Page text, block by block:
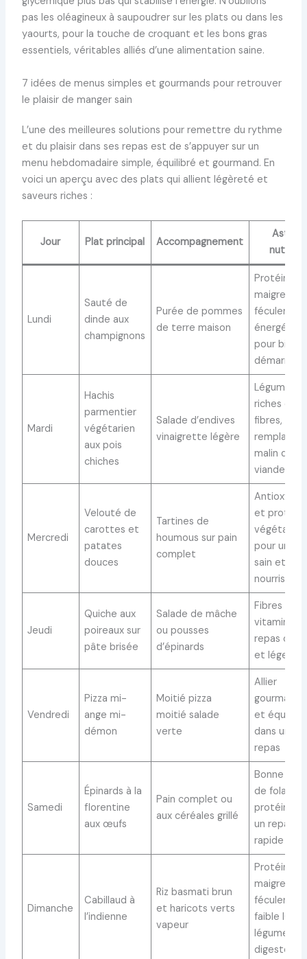
pas les oléagineux à saupoudrer sur les plats ou dans les
yaourts, pour la touche de croquant et les bons gras
essentiels, véritables alliés d’une alimentation saine.
7 idées de menus simples et gourmands pour retrouver
le plaisir de manger sain
L’une des meilleures solutions pour remettre du rythme
et du plaisir dans ses repas est de s’appuyer sur un
menu hebdomadaire simple, équilibré et gourmand. En
voici un aperçu avec des plats qui allient légèreté et
saveurs riches :
Jour Plat principal Accompagnement
Astuce
Lundi
Sauté de
dinde aux
champignons
Purée de pommes
de terre maison
Protéines
maigres et
féculents
pour bien
démarrer
Mardi
Hachis
parmentier
végétarien
aux pois
chiches
Salade d’endives
vinaigrette légère
riches en
fibres,
malin de la
viande
Mercredi
Velouté de
carottes et
patates
douces
Tartines de
houmous sur pain
complet
et
végétales
pour un
sain et
nourrissant
Jeudi
Quiche aux
poireaux sur
pâte brisée
Salade de mâche
ou pousses
d’épinards
Fibres et
vitamine
repas
et léger
Vendredi
Pizza mi-
ange mi-
démon
Moitié pizza
moitié salade
verte
Allier
et
dans un
repas
Samedi
Épinards à la
florentine
aux œufs
Pain complet ou
aux céréales grillé
Bonne
de folates
protéines
un repas
rapide
Dimanche
Cabillaud à
l’indienne
Riz basmati brun
et haricots verts
vapeur
Protéines
maigres,
féculents à
faible IG et
légumes
digestes